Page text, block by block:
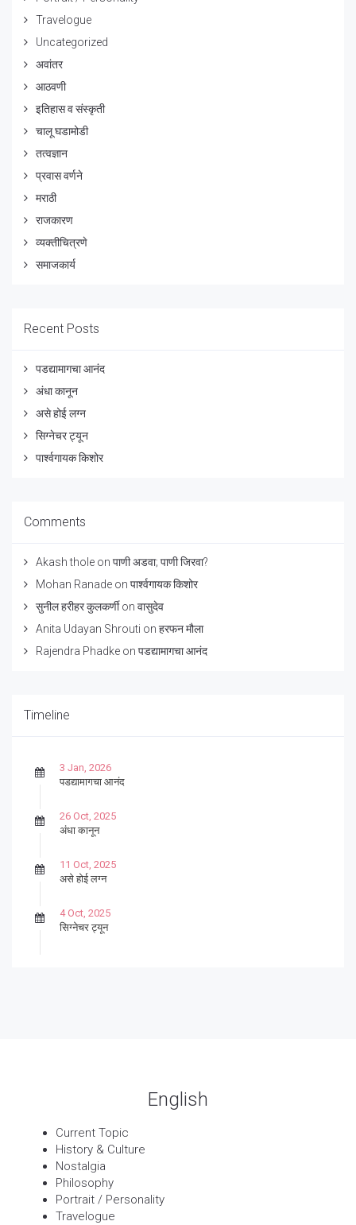
Travelogue
Uncategorized
अवांतर
आठवणी
इतिहास व संस्कृती
चालू घडामोडी
तत्वज्ञान
प्रवास वर्णने
मराठी
राजकारण
व्यक्तीचित्रणे
समाजकार्य
Recent Posts
पडद्यामागचा आनंद
अंधा कानून
असे होई लग्न
सिग्नेचर ट्यून
पार्श्वगायक किशोर
Comments
Akash thole on पाणी अडवा; पाणी जिरवा?
Mohan Ranade on पार्श्वगायक किशोर
सुनील हरीहर कुलकर्णीon वासुदेव
Anita Udayan Shrouti on हरफन मौला
Rajendra Phadke on पडद्यामागचा आनंद
Timeline
3 Jan, 2026
पडद्यामागचा आनंद
26 Oct, 2025
अंधा कानून
11 Oct, 2025
असे होई लग्न
4 Oct, 2025
सिग्नेचर ट्यून
English
Current Topic
History & Culture
Nostalgia
Philosophy
Portrait / Personality
Travelogue